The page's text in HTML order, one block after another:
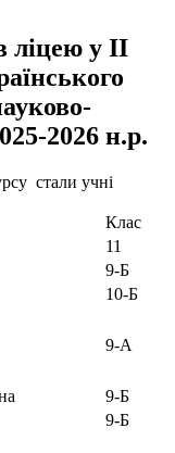
у ІІ
2026 н.р.
стали учні
Клас
11
9-Б
10-Б
9-А
9-Б
9-Б